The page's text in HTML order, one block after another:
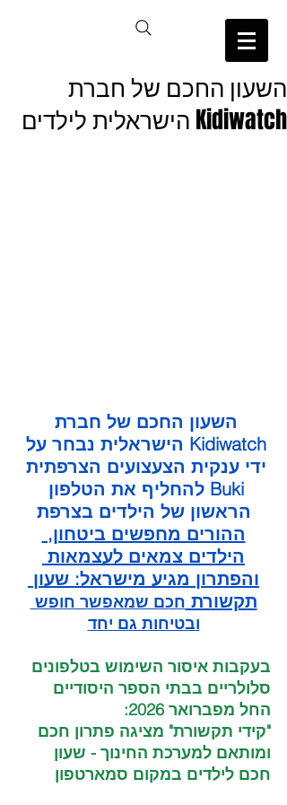
השעון החכם של חברת
Kidiwatch הישראלית לילדים
השעון החכם של חברת
Kidiwatch הישראלית נבחר על
ידי ענקית הצעצועים הצרפתית
Buki להחליף את הטלפון
הראשון של הילדים בצרפת
ההורים מחפשים ביטחון,
הילדים צמאים לעצמאות
והפתרון מגיע מישראל: שעון
תקשורת חכם שמאפשר חופש
ובטיחות גם יחד
בעקבות איסור השימוש בטלפונים
סלולריים בבתי הספר היסודיים
החל מפברואר 2026:
"קידי תקשורת" מציגה פתרון חכם
ומותאם למערכת החינוך - שעון
חכם לילדים במקום סמארטפון